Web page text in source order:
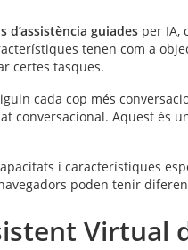
d’assistència guiades per IA,
tenen com a
certes tasques.
cada cop més
conversacional. Aquest és
i característiques
poden tenir
Virtual